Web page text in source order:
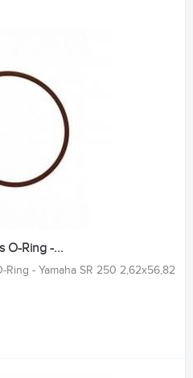
O-Ring -...
- Yamaha SR 250 2,62x56,82